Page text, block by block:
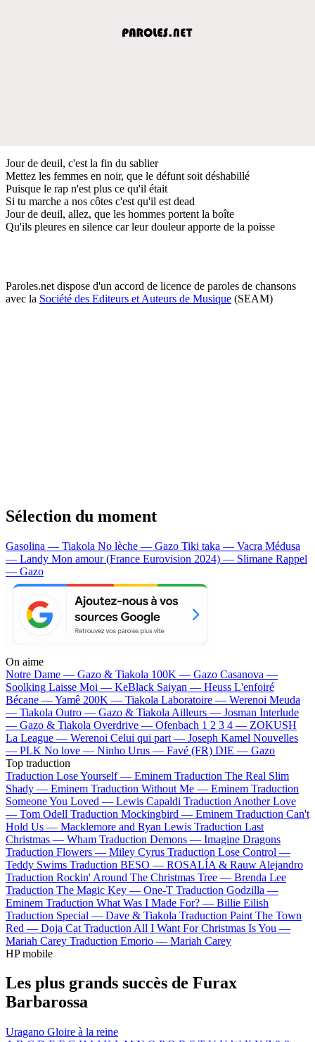
Jour de deuil, c'est la fin du sablier
Mettez les femmes en noir, que le défunt soit déshabillé
Puisque le rap n'est plus ce qu'il était
Si tu marche a nos côtes c'est qu'il est dead
Jour de deuil, allez, que les hommes portent la boîte
Qu'ils pleures en silence car leur douleur apporte de la poisse
Paroles.net dispose d'un accord de licence de paroles de chansons
avec la Société des Editeurs et Auteurs de Musique (SEAM)
Sélection du moment
Gasolina — Tiakola No lèche — Gazo Tiki taka — Vacra Médusa
— Landy Mon amour (France Eurovision 2024) — Slimane Rappel
— Gazo
On aime
Notre Dame — Gazo & Tiakola 100K — Gazo Casanova —
Soolking Laisse Moi — KeBlack Saiyan — Heuss L'enfoiré
Bécane —Yamê 200K — Tiakola Laboratoire — Werenoi Meuda
— Tiakola Outro — Gazo & Tiakola Ailleurs — Josman Interlude
— Gazo & Tiakola Overdrive — Ofenbach 1 2 3 4 — ZOKUSH
La League — Werenoi Celui qui part — Joseph Kamel Nouvelles
— PLK No love — Ninho Urus — Favé (FR) DIE — Gazo
Top traduction
Traduction Lose Yourself — Eminem Traduction The Real Slim
Shady — Eminem Traduction Without Me — Eminem Traduction
Someone You Loved — Lewis Capaldi Traduction Another Love
— Tom Odell Traduction Mockingbird — Eminem Traduction Can't
Hold Us — Macklemore and Ryan Lewis Traduction Last
Christmas — Wham Traduction Demons — Imagine Dragons
Traduction Flowers — Miley Cyrus Traduction Lose Control —
Teddy Swims Traduction BESO — ROSALÍA & Rauw Alejandro
Traduction Rockin' Around The Christmas Tree — Brenda Lee
Traduction The Magic Key — One-T Traduction Godzilla —
Eminem Traduction What Was I Made For? — Billie Eilish
Traduction Special — Dave & Tiakola Traduction Paint The Town
Red — Doja Cat Traduction All I Want For Christmas Is You —
Mariah Carey Traduction Emorio — Mariah Carey
HP mobile
Les plus grands succès de Furax
Barbarossa
Uragano Gloire à la reine